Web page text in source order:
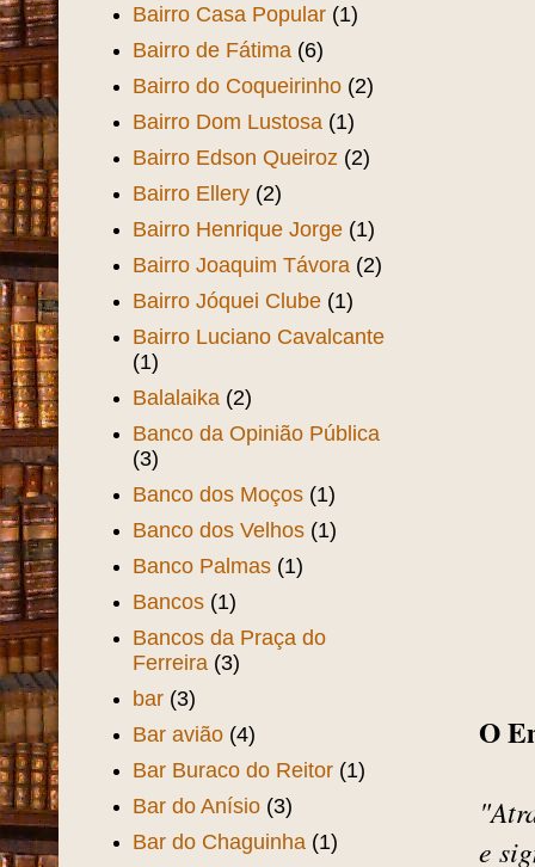
O
e
Bairro Casa Popular (1)
Bairro de Fátima (6)
Bairro do Coqueirinho (2)
Bairro Dom Lustosa (1)
Bairro Edson Queiroz (2)
Bairro Ellery (2)
Bairro Henrique Jorge (1)
Bairro Joaquim Távora (2)
Bairro Jóquei Clube (1)
Bairro Luciano Cavalcante
(1)
Balalaika (2)
Banco da Opinião Pública
(3)
Banco dos Moços (1)
Banco dos Velhos (1)
Banco Palmas (1)
Bancos (1)
Bancos da Praça do
Ferreira (3)
bar (3)
Bar avião (4)
Bar Buraco do Reitor (1)
Bar do Anísio (3)
Bar do Chaguinha (1)